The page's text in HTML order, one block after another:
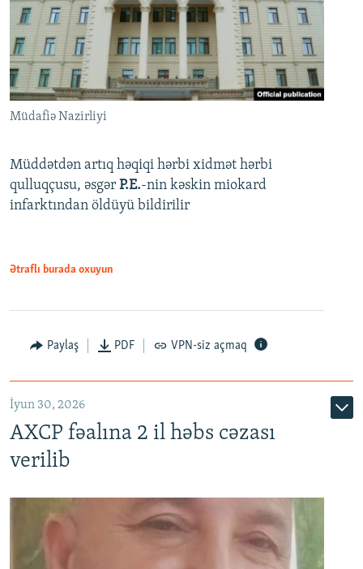
Müdafiə Nazirliyi
Müddətdən artıq həqiqi hərbi xidmət hərbi
qulluqçusu, əsgər P.E.-nin kəskin miokard
infarktından öldüyü bildirilir
Ətraflı burada oxuyun
Paylaş PDF VPN-siz açmaq
İyun 30, 2026
AXCP fəalına 2 il həbs cəzası
verilib